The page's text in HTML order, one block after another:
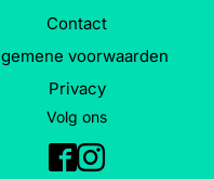
Contact
voorwaarden
Privacy
Volg ons
Facebook
Instagram